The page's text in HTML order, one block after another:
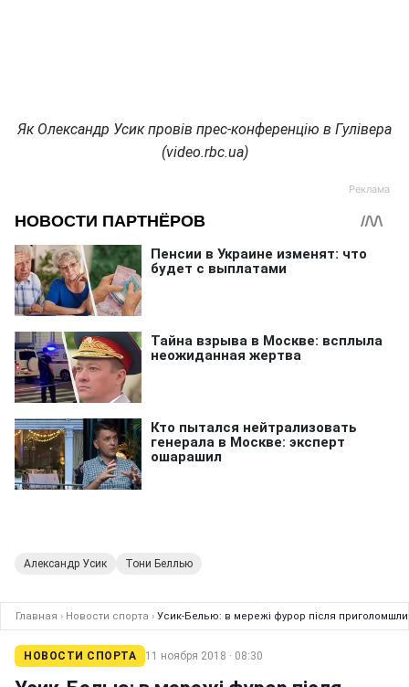
Як Олександр Усик провів прес-конференцію в Гулівера
(video.rbc.ua)
Александр Усик Тони Беллью
Главная › Новости спорта › Усик-Белью: в мережі фурор після
НОВОСТИ СПОРТА 11 ноября 2018 · 08:30